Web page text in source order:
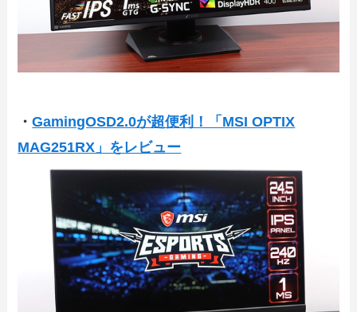
・GamingOSD2.0が超便利！「MSI OPTIX
MAG251RX」をレビュー